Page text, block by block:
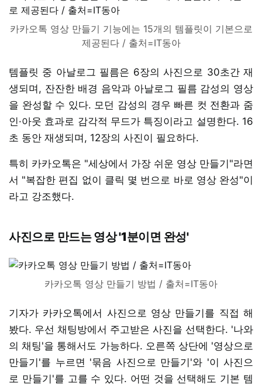
카카오톡 영상 만들기 기능에는 15개의 템플릿이 기본으로
제공된다 / 출처=IT동아
템플릿 중 아날로그 필름은 6장의 사진으로 30초간 재
생되며, 잔잔한 배경 음악과 아날로그 필름 감성의 영상
을 완성할 수 있다. 모던 감성의 경우 빠른 컷 전환과 줌
인·아웃 효과로 감각적 무드가 특징이라고 설명한다. 16
초 동안 재생되며, 12장의 사진이 필요하다.
특히 카카오톡은 "세상에서 가장 쉬운 영상 만들기"라면
서 "복잡한 편집 없이 클릭 몇 번으로 바로 영상 완성"이
라고 강조했다.
사진으로 만드는 영상 '1분이면 완성'
카카오톡 영상 만들기 방법 / 출처=IT동아
기자가 카카오톡에서 사진으로 영상 만들기를 직접 해
봤다. 우선 채팅방에서 주고받은 사진을 선택한다. '나와
의 채팅'을 통해서도 가능하다. 오른쪽 상단에 '영상으로
만들기'를 누르면 '묶음 사진으로 만들기'와 '이 사진으
로 만들기'를 고를 수 있다. 어떤 것을 선택해도 기본 템